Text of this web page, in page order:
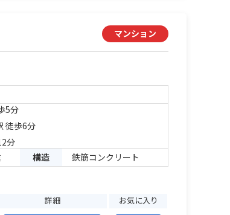
マンション
5分
徒歩6分
分
構造 鉄筋コンクリート
詳細 お気に入り